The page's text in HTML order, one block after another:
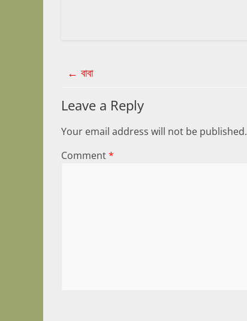
← বাবা
Leave a Reply
Your email address will not be published.
Comment*